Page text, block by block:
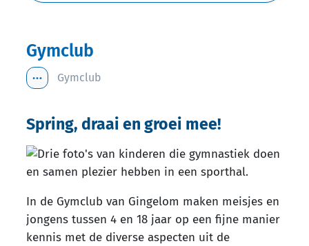
Gymclub
Toon alle broodkruimel items
Gymclub
Spring, draai en groei mee!
In de Gymclub van Gingelom maken meisjes en
jongens tussen 4 en 18 jaar op een fijne manier
kennis met de diverse aspecten uit de